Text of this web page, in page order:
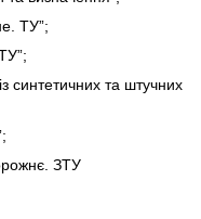
ТУ”;
синтетичних та штучних
ЗТУ